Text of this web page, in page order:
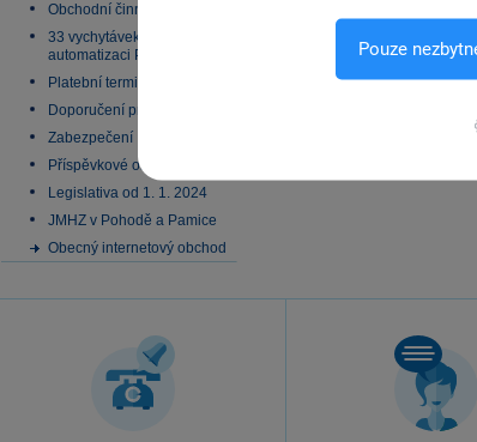
Pouze
Obchodní činnost
33 vychytávek pro
automatizaci Pohody
Platební terminály
Doporučení pro zálohování
Zabezpečení
Příspěvkové organizace
Legislativa od 1. 1. 2024
JMHZ v Pohodě a Pamice
Obecný internetový obchod